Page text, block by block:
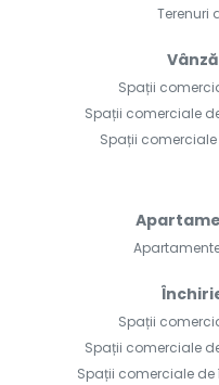
Terenuri
Spații
Spații comerciale
Spații
Spații
Spații comerciale
Spații comerciale de